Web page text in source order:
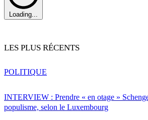
Loading...
LES PLUS RÉCENTS
INTERVIEW : Prendre « en otage »
populisme, selon le Luxembourg
POLITIQUE